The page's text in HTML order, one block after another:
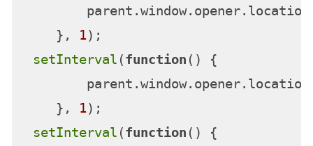
        parent.
window. opener. location
    },
1);
setInterval (function ( ) {
        parent.
window. opener. location
    },
1);
setInterval (function ( ) {